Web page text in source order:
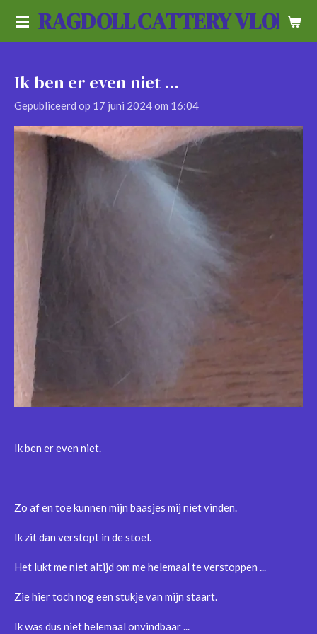
Ga
hoofdinhoud
RAGDOLLCATTERY
Ik ben er even niet ...
Gepubliceerd op 17 juni 2024 om 16:04
Ik ben er even niet.
Zo af en toe kunnen mijn baasjes mij niet vinden.
Ik zit dan verstopt in de stoel.
Het lukt me niet altijd om me helemaal te verstoppen ...
Zie hier toch nog een stukje van mijn staart.
Ik was dus niet helemaal onvindbaar ...